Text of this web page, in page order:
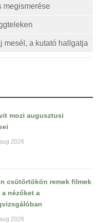
megismerése
mesél, a kutató hallgatja
mozi augusztusi
2026
csütörtökön remek filmek
a nézőket a
2026